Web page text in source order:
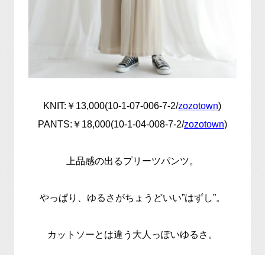
KNIT:￥13,000(10-1-07-006-7-2/zozotown)
PANTS:￥18,000(10-1-04-008-7-2/zozotown)
上品感の出るプリーツパンツ。
やっぱり、ゆるさがちょうどいい”はずし”。
カットソーとは違う大人っぽいゆるさ。